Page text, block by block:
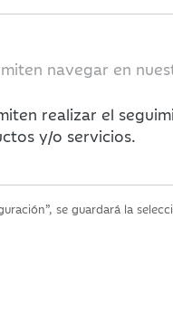
navegar en
realizar el
y/o servicios.
se guardará la